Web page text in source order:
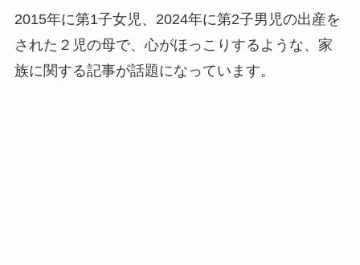
2015年に第1子女児、2024年に第2子男児の出産を
された２児の母で、心がほっこりするような、家
族に関する記事が話題になっています。